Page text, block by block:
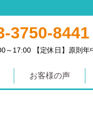
3750-8441
～17:00 【定休日】原則年
お客様の声